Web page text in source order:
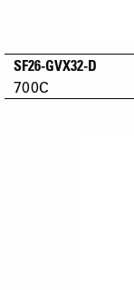
SF26-GVX32-D
700C